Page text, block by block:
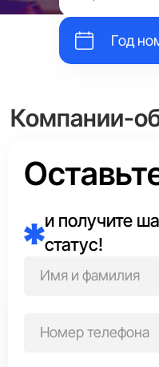
Компании-
Каждый год эксперты
Все победители ИТ-
и получите
статус!